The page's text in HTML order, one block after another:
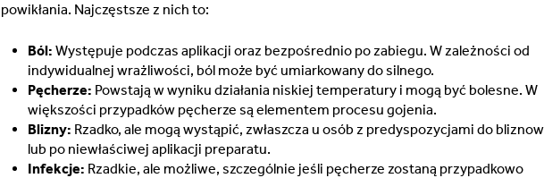
powikłania. Najczęstsze z nich to:
Ból: Występuje podczas aplikacji oraz bezpośrednio po zabiegu. W zależności od
indywidualnej wrażliwości, ból może być umiarkowany do silnego.
Pęcherze: Powstają w wyniku działania niskiej temperatury i mogą być bolesne. W
większości przypadków pęcherze są elementem procesu gojenia.
Blizny: Rzadko, ale mogą wystąpić, zwłaszcza u osób z predyspozycjami do
lub po niewłaściwej aplikacji preparatu.
Infekcje: Rzadkie, ale możliwe, szczególnie jeśli pęcherze zostaną przypadkowo